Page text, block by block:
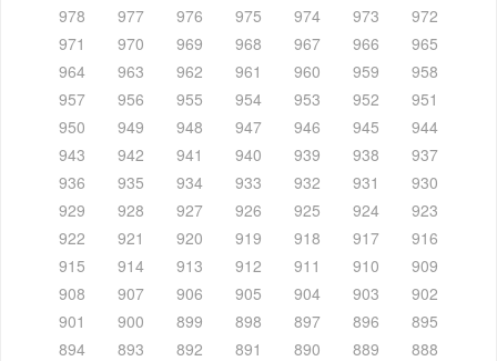
978
977 976 975 974 973
972
971
970 969 968 967 966
965
964
963 962 961 960 959
958
957
956 955 954 953 952
951
950
949 948 947 946 945
944
943
942 941 940 939 938
937
936
935 934 933 932 931
930
929
928 927 926 925 924
923
922
921 920 919 918 917
916
915
914 913 912 911 910
909
908
907 906 905 904 903
902
901
900 899 898 897 896
895
894
893 892 891 890 889
888